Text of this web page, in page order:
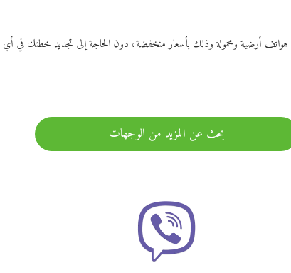
هواتف أرضية ومحمولة وذلك بأسعار منخفضة، دون الحاجة إلى تجديد خطتك
بحث عن المزيد من الوجهات